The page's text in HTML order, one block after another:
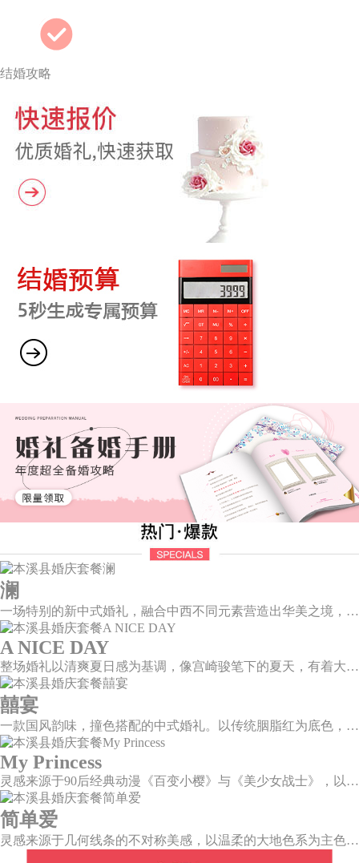
结婚攻略
澜
一场特别的新中式婚礼，融合中西不同元素营造出华美之境，有庄严浪漫的西式证婚，也有含蓄深情的中式感恩，从古典到现代，从前世到今生，爱，隽永铭刻。
A NICE DAY
整场婚礼以清爽夏日感为基调，像宫崎骏笔下的夏天，有着大朵大朵像棉花糖似的白云，有蔚蓝蔚蓝的天空和青绿青绿的草地，有着童话世界里干净纯洁的美好，有着日系画风下的治愈感。
囍宴
一款国风韵味，撞色搭配的中式婚礼。以传统胭脂红为底色，黛蓝色花鸟点缀其中，热情的红色和低调的古风书画色相辅相成。
My Princess
灵感来源于90后经典动漫《百变小樱》与《美少女战士》，以柔美梦幻的马卡龙色系为主色调，融合精灵萌宠与星星魔法阵等元素，为遗落凡间的公主搭建一个召唤王子的舞台。
简单爱
灵感来源于几何线条的不对称美感，以温柔的大地色系为主色调，空间上，利用几何线条进行完美切割，配以柔和色系的花艺点缀，构造了一个温馨柔和、清新复古的空间。